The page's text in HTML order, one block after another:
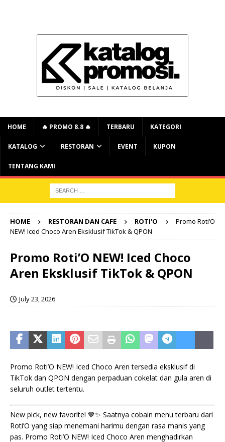
HOME 🔥 PROMO 8.8 🔥 TERBARU KATEGORI
KATALOG RESTORAN EVENT KUPON
TENTANG KAMI
HOME RESTORAN DAN CAFE ROTI'O
Promo Roti’O
NEW! Iced Choco Aren Eksklusif TikTok & QPON
Promo Roti’O NEW! Iced Choco
Aren Eksklusif TikTok & QPON
July 23, 2026
Promo Roti’O NEW! Iced Choco Aren tersedia eksklusif di
TikTok dan QPON dengan perpaduan cokelat dan gula aren di
seluruh outlet tertentu.
New pick, new favorite! 🤎✨ Saatnya cobain menu terbaru dari
Roti’O yang siap menemani harimu dengan rasa manis yang
pas. Promo Roti’O NEW! Iced Choco Aren menghadirkan